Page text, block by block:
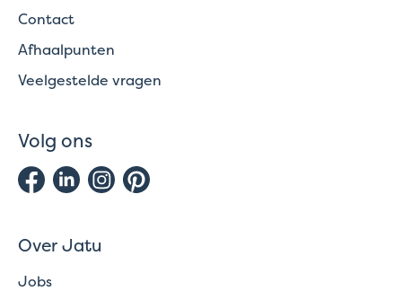
Contact
Afhaalpunten
Veelgestelde vragen
Volg ons
Over Jatu
Jobs